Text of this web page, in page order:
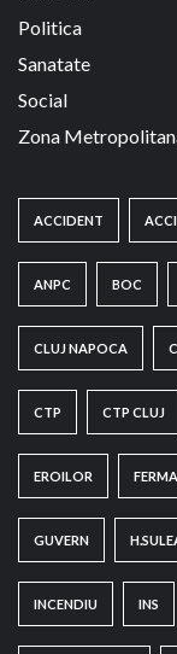
Politica
Sanatate
Social
Zona
ACCIDENT
ANPC BOC
CLUJ NAPOCA
CTP CTP CLUJ
EROILOR
GUVERN
INCENDIU INS